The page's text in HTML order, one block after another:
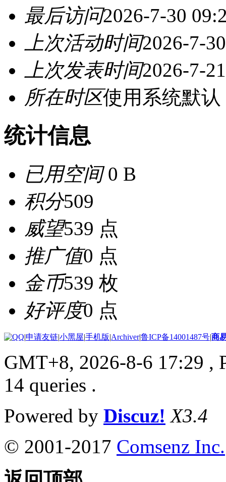
最后访问2026-7-30
上次活动时间2026-7-
上次发表时间2026-7-
所在时区使用系统默认
统计信息
已用空间0 B
积分509
威望539 点
推广值0 点
金币539 枚
好评度0 点
|申请友链|小黑屋|手机版|Archiver|鲁ICP备14001487号|商
GMT+8, 2026-8-6 17:29 ,
14 queries .
Powered by Discuz! X3.4
© 2001-2017 Comsenz Inc.